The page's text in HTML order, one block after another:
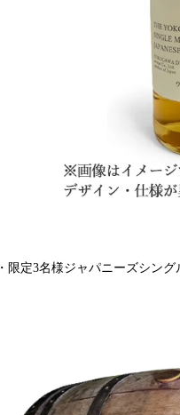
・限定3名様ジャパニーズシン